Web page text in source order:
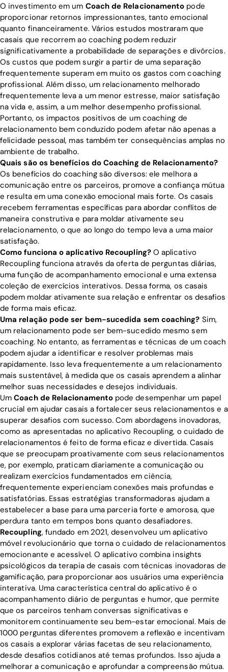
O investimento em um Coach de Relacionamento pode
proporcionar retornos impressionantes, tanto emocional
quanto financeiramente. Vários estudos mostraram que
casais que recorrem ao coaching podem reduzir
significativamente a probabilidade de separações e divórcios.
Os custos que podem surgir a partir de uma separação
frequentemente superam em muito os gastos com coaching
profissional. Além disso, um relacionamento melhorado
frequentemente leva a um menor estresse, maior satisfação
na vida e, assim, a um melhor desempenho profissional.
Portanto, os impactos positivos de um coaching de
relacionamento bem conduzido podem afetar não apenas a
felicidade pessoal, mas também ter consequências amplas no
ambiente de trabalho.
Quais são os benefícios do Coaching de Relacionamento?
Os benefícios do coaching são diversos: ele melhora a
comunicação entre os parceiros, promove a confiança mútua
e resulta em uma conexão emocional mais forte. Os casais
recebem ferramentas específicas para abordar conflitos de
maneira construtiva e para moldar ativamente seu
relacionamento, o que ao longo do tempo leva a uma maior
satisfação.
Como funciona o aplicativo Recoupling?O aplicativo
Recoupling funciona através da oferta de perguntas diárias,
uma função de acompanhamento emocional e uma extensa
coleção de exercícios interativos. Dessa forma, os casais
podem moldar ativamente sua relação e enfrentar os desafios
de forma mais eficaz.
Uma relação pode ser bem-sucedida sem coaching? Sim,
um relacionamento pode ser bem-sucedido mesmo sem
coaching. No entanto, as ferramentas e técnicas de um coach
podem ajudar a identificar e resolver problemas mais
rapidamente. Isso leva frequentemente a um relacionamento
mais sustentável, à medida que os casais aprendem a alinhar
melhor suas necessidades e desejos individuais.
UmCoach de Relacionamentopode desempenhar um papel
crucial em ajudar casais a fortalecer seus relacionamentos e a
superar desafios com sucesso. Com abordagens inovadoras,
como as apresentadas no aplicativo Recoupling, o cuidado de
relacionamentos é feito de forma eficaz e divertida. Casais
que se preocupam proativamente com seus relacionamentos
e, por exemplo, praticam diariamente a comunicação ou
realizam exercícios fundamentados em ciência,
frequentemente experienciam conexões mais profundas e
satisfatórias. Essas estratégias transformadoras ajudam a
estabelecer a base para uma parceria forte e amorosa, que
perdura tanto em tempos bons quanto desafiadores.
Recoupling, fundado em 2021, desenvolveu um aplicativo
móvel revolucionário que torna o cuidado de relacionamentos
emocionante e acessível. O aplicativo combina insights
psicológicos da terapia de casais com técnicas inovadoras de
gamificação, para proporcionar aos usuários uma experiência
interativa. Uma característica central do aplicativo é o
acompanhamento diário de perguntas e humor, que permite
que os parceiros tenham conversas significativas e
monitorem continuamente seu bem-estar emocional. Mais de
1000 perguntas diferentes promovem a reflexão e incentivam
os casais a explorar várias facetas de seu relacionamento,
desde desafios cotidianos até temas profundos. Isso ajuda a
melhorar a comunicação e aprofundar a compreensão mútua.